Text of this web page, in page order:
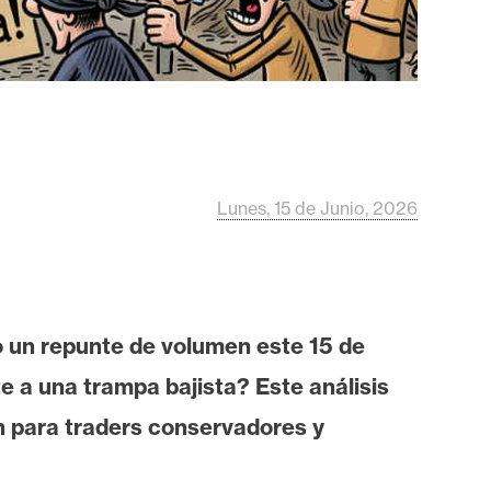
Lunes, 15 de Junio, 2026
repunte de volumen este 15 de
a una trampa bajista? Este análisis
para traders conservadores y